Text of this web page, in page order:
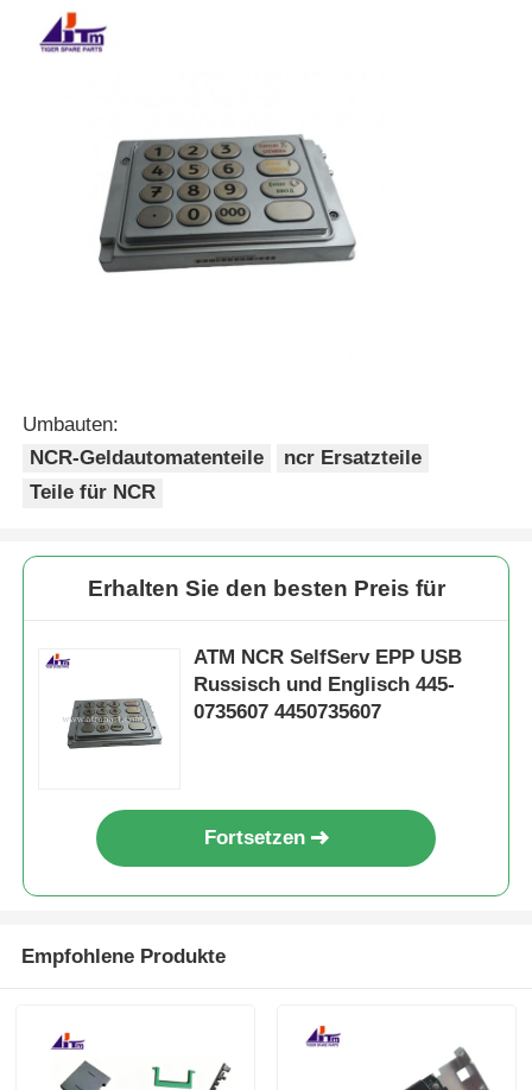
Umbauten:
NCR-Geldautomatenteile
ncr Ersatzteile
Teile für NCR
Erhalten Sie den besten Preis für
ATM NCR SelfServ EPP USB
Russisch und Englisch 445-
0735607 4450735607
Fortsetzen
Empfohlene Produkte